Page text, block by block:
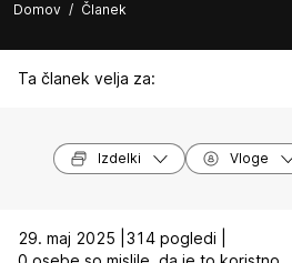
Domov / Članek
Ta članek velja za:
Izdelki Vloge
29. maj 2025 | 314 pogledi |